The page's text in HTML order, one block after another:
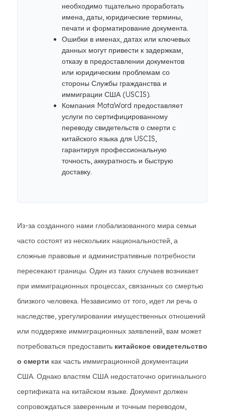
необходимо тщательно проработать
имена, даты, юридические термины,
печати и форматирование документа.
Ошибки в именах, датах или ключевых
данных могут привести к задержкам,
отказу в предоставлении документов
или юридическим проблемам со
стороны Службы гражданства и
иммиграции США (USCIS).
Компания MotaWord предоставляет
услуги по сертифицированному
переводу свидетельств о смерти с
китайского языка для USCIS,
гарантируя профессиональную
точность, аккуратность и быструю
доставку.
Из-за созданного нами глобализованного мира семьи
часто состоят из нескольких национальностей, а
сложные правовые и административные потребности
пересекают границы. Один из таких случаев возникает
при иммиграционных процессах, связанных со смертью
близкого человека. Независимо от того, идет ли речь о
наследстве, урегулировании имущественных отношений
или поддержке иммиграционных заявлений, вам может
потребоваться предоставить китайское свидетельство
о смерти как часть иммиграционной документации
США. Однако властям США недостаточно оригинального
сертификата на китайском языке. Документ должен
сопровождаться заверенным и точным переводом,